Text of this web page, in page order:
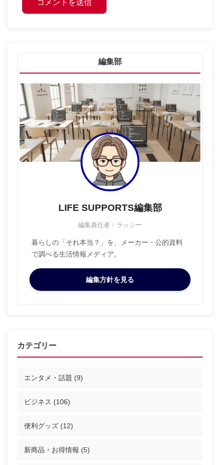
編集部
LIFE SUPPORTS編集部
編集責任者：ラッシー
暮らしの「それ本当？」を、メーカー・公的資料
で調べる生活情報メディア。
編集方針を見る
カテゴリー
エンタメ・話題 (9)
ビジネス (106)
便利グッズ (12)
新商品・お得情報 (5)